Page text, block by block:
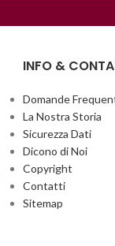
INFO &
Domande
La Nostra Storia
Sicurezza Dati
Dicono di Noi
Copyright
Contatti
Sitemap